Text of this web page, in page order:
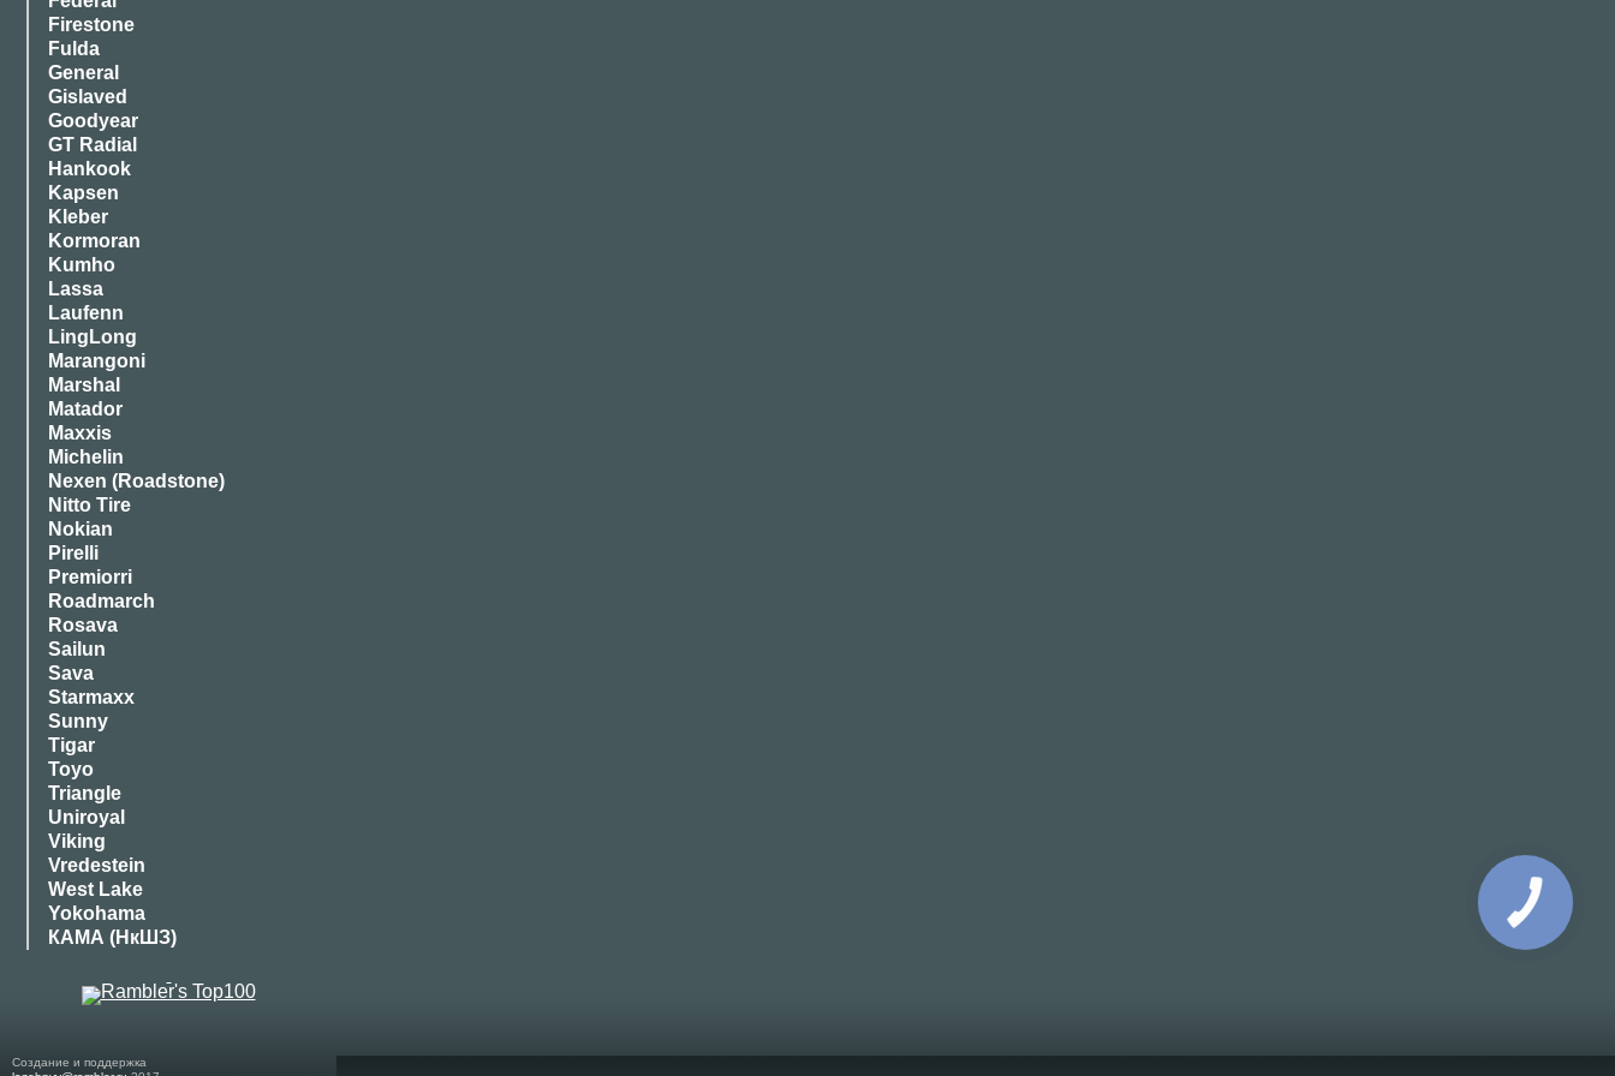
Firestone
Fulda
General
Gislaved
Goodyear
GT Radial
Hankook
Kapsen
Kleber
Kormoran
Kumho
Lassa
Laufenn
LingLong
Marangoni
Marshal
Matador
Maxxis
Michelin
Nexen (Roadstone)
Nitto Tire
Nokian
Pirelli
Premiorri
Roadmarch
Rosava
Sailun
Sava
Starmaxx
Sunny
Tigar
Toyo
Triangle
Uniroyal
Viking
Vredestein
West Lake
Yokohama
КАМА (НкШЗ)
Создание и поддержка